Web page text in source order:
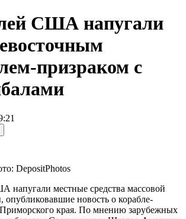
США напугали
призраком с
DepositPhotos
напугали местные средства массовой
новость о корабле-
Приморского края. По мнению зарубежных